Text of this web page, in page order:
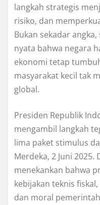
langkah strategis
risiko, dan
Bukan sekadar
nyata bahwa negara
ekonomi tetap
masyarakat kecil tak
global.
Presiden Republik
mengambil langkah
lima paket stimulus
Merdeka, 2 Juni
menekankan bahwa
kebijakan teknis
dan moral